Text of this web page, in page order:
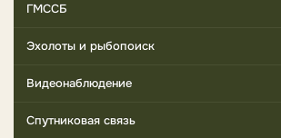
ГМССБ
Эхолоты и рыбопоиск
Видеонаблюдение
Спутниковая связь